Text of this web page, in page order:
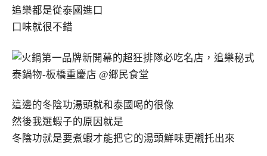
追樂都是從泰國進口
口味就很不錯
這邊的冬陰功湯頭就和泰國喝的很像
然後我選蝦子的原因就是
冬陰功就是要煮蝦才能把它的湯頭鮮味更襯托出來